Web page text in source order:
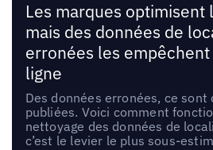
Les marques optimisent
mais des données de
erronées les
ligne
Des données erronées, ce sont
publiées. Voici comment
nettoyage des données de
c’est le levier le plus sous-